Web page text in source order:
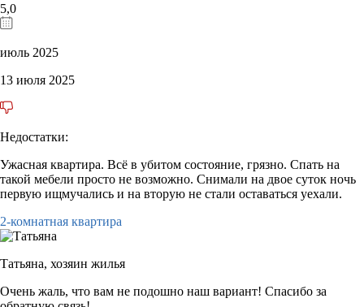
5,0
июль 2025
13 июля 2025
Недостатки:
Ужасная квартира. Всё в убитом состояние, грязно. Спать на
такой мебели просто не возможно. Снимали на двое суток ночь
первую ищмучались и на вторую не стали оставаться уехали.
2-комнатная квартира
Татьяна, хозяин жилья
Очень жаль, что вам не подошно наш вариант! Спасибо за